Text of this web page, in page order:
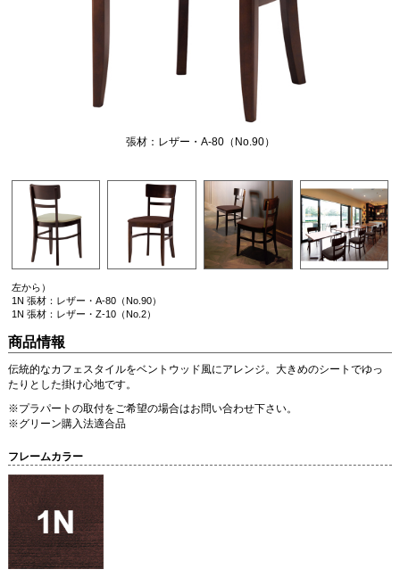
張材：レザー・A-80（No.90）
左から）
1N 張材：レザー・A-80（No.90）
1N 張材：レザー・Z-10（No.2）
商品情報
伝統的なカフェスタイルをベントウッド風にアレンジ。大きめのシートでゆっ
たりとした掛け心地です。
※プラパートの取付をご希望の場合はお問い合わせ下さい。
※グリーン購入法適合品
フレームカラー